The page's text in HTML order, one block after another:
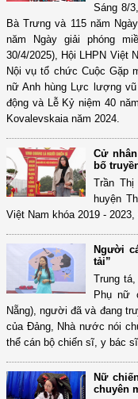
Sáng 8/
Bà Trưng và 115 năm
năm Ngày giải phóng
30/4/2025), Hội LHPN Việt
Nội vụ tổ chức Cuộc Gặp
nữ Anh hùng Lực lượng vũ
động và Lễ Kỷ niệm 40
Kovalevskaia năm 2024.
Cử
bố
Trần Thị
huyện
Việt Nam khóa 2019 -
Người
tải”
Trung
Phụ nữ
Nẵng), người đã và đang
của Đảng, Nhà nước nói
thể cán bộ chiến sĩ, y bác sĩ
Nữ
chuyên